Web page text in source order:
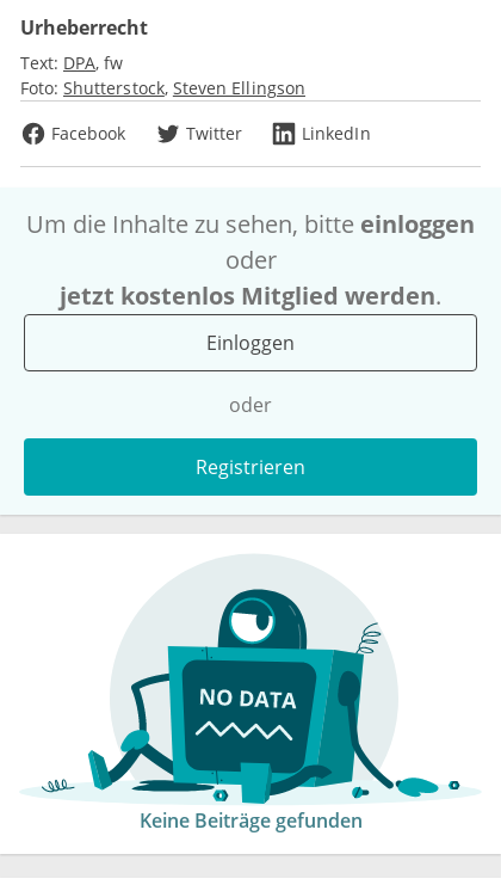
Urheberrecht
Text: DPA fw
Foto: Shutterstock Steven Ellingson
Facebook
Twitter LinkedIn
Um die Inhalte zu sehen, bitte einloggen
oder
jetzt kostenlos Mitglied werden.
Einloggen
oder
Registrieren
Keine Beiträge gefunden